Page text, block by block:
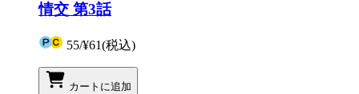
情交 第3話
55/¥61(税込)
カートに追加